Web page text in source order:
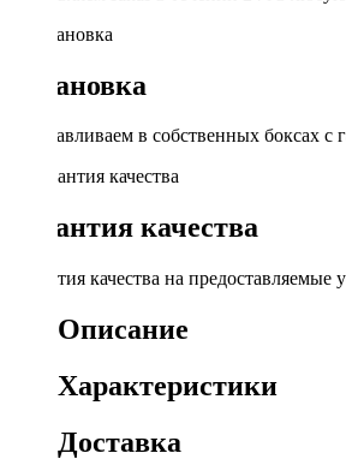
Установка
Устанавливаем в собственных боксах с
Гарантия качества
Гарантия качества на предоставляемые
Описание
Характеристики
Доставка